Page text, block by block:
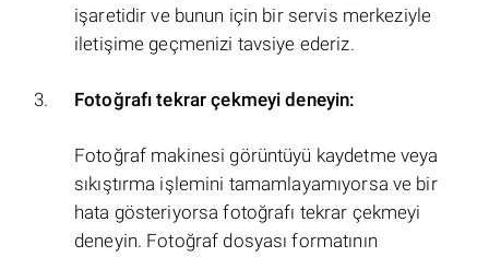
işaretidir ve bunun için bir servis merkeziyle
iletişime geçmenizi tavsiye ederiz.
Fotoğrafı tekrar çekmeyi deneyin:
Fotoğraf makinesi görüntüyü kaydetme veya
sıkıştırma işlemini tamamlayamıyorsa ve bir
hata gösteriyorsa fotoğrafı tekrar çekmeyi
deneyin. Fotoğraf dosyası formatının